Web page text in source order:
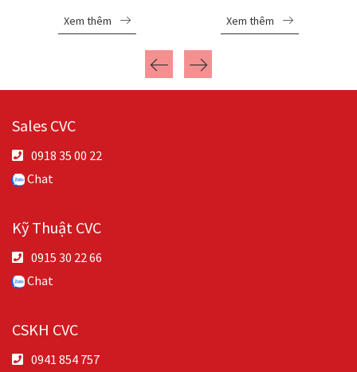
20A
Xem thêm Xem thêm
Sales CVC
0918 35 00 22
Chat
Kỹ Thuật CVC
0915 30 22 66
Chat
CSKH CVC
0941 854 757